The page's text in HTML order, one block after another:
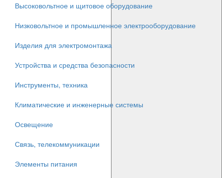
Высоковольтное и щитовое оборудование
Низковольтное и промышленное электрооборудование
Изделия для электромонтажа
Устройства и средства безопасности
Инструменты, техника
Климатические и инженерные системы
Освещение
Связь, телекоммуникации
Элементы питания